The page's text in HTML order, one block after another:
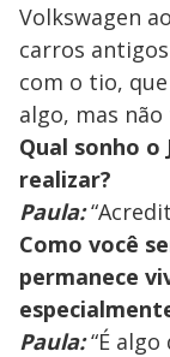
Volkswagen
carros
com o tio,
algo, mas
Qual sonho
realizar?
Paula:
Como você
permanece
Paula:“É algo